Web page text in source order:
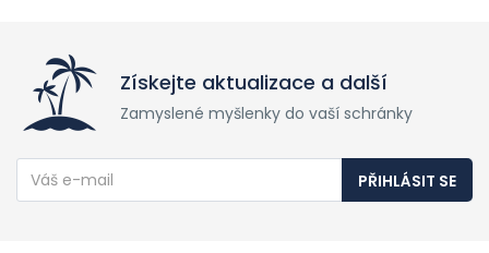
Získejte aktualizace a další
Zamyslené myšlenky do vaší schránky
PŘIHLÁSIT SE